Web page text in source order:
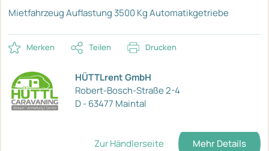
MietfahrzeugAuflastung 3500 KgAutomatikgetriebe
Merken Teilen Drucken
HÜTTLrent GmbH
Robert-Bosch-Straße 2-4
D - 63477 Maintal
Zur Händlerseite Mehr Details